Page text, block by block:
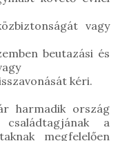
vagy
beutazási és
kéri.
harmadik ország
családtagjának a
megfelelően